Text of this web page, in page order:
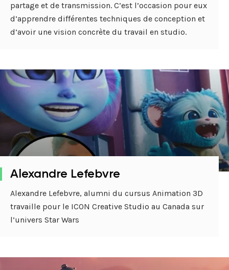
partage et de transmission. C’est l’occasion pour eux
d’apprendre différentes techniques de conception et
d’avoir une vision concrète du travail en studio.
Alexandre Lefebvre
Alexandre Lefebvre, alumni du cursus Animation 3D
travaille pour le ICON Creative Studio au Canada sur
l’univers Star Wars